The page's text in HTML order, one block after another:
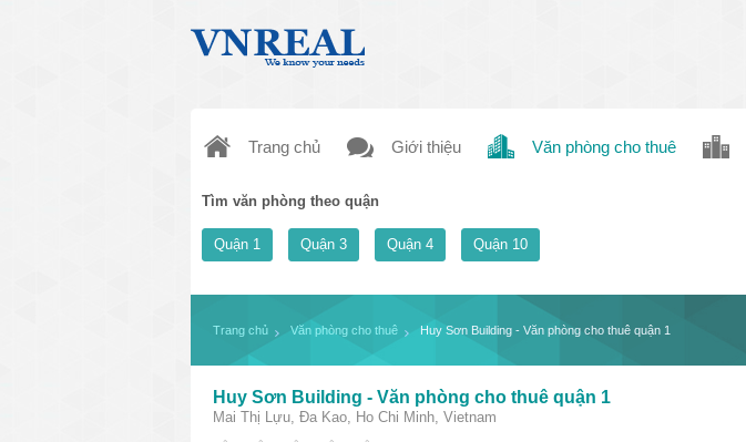
Trang chủ Giới thiệu Văn phòng cho thuê
Tìm văn phòng theo quận
Quận 1 Quận 3 Quận 4 Quận 10
Trang chủ Văn phòng cho thuê Huy Sơn Building - Văn phòng cho thuê quận 1
Huy Sơn Building - Văn phòng cho thuê quận 1
Mai Thị Lựu, Đa Kao, Ho Chi Minh, Vietnam